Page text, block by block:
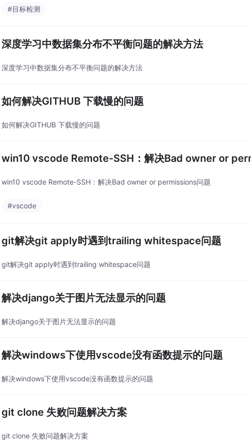
#目标检测
深度学习中数据集分布不平衡问题的解决方法
深度学习中数据集分布不平衡问题的解决方法
如何解决GITHUB 下载慢的问题
如何解决GITHUB 下载慢的问题
win10 vscode Remote-SSH：解决Bad owner or
win10 vscode Remote-SSH：解决Bad owner or permissions问题
#vscode
git解决git apply时遇到trailing whitespace问题
git解决git apply时遇到trailing whitespace问题
解决django关于图片无法显示的问题
解决django关于图片无法显示的问题
解决windows下使用vscode没有函数提示的问题
解决windows下使用vscode没有函数提示的问题
git clone 失败问题解决方案
git clone 失败问题解决方案